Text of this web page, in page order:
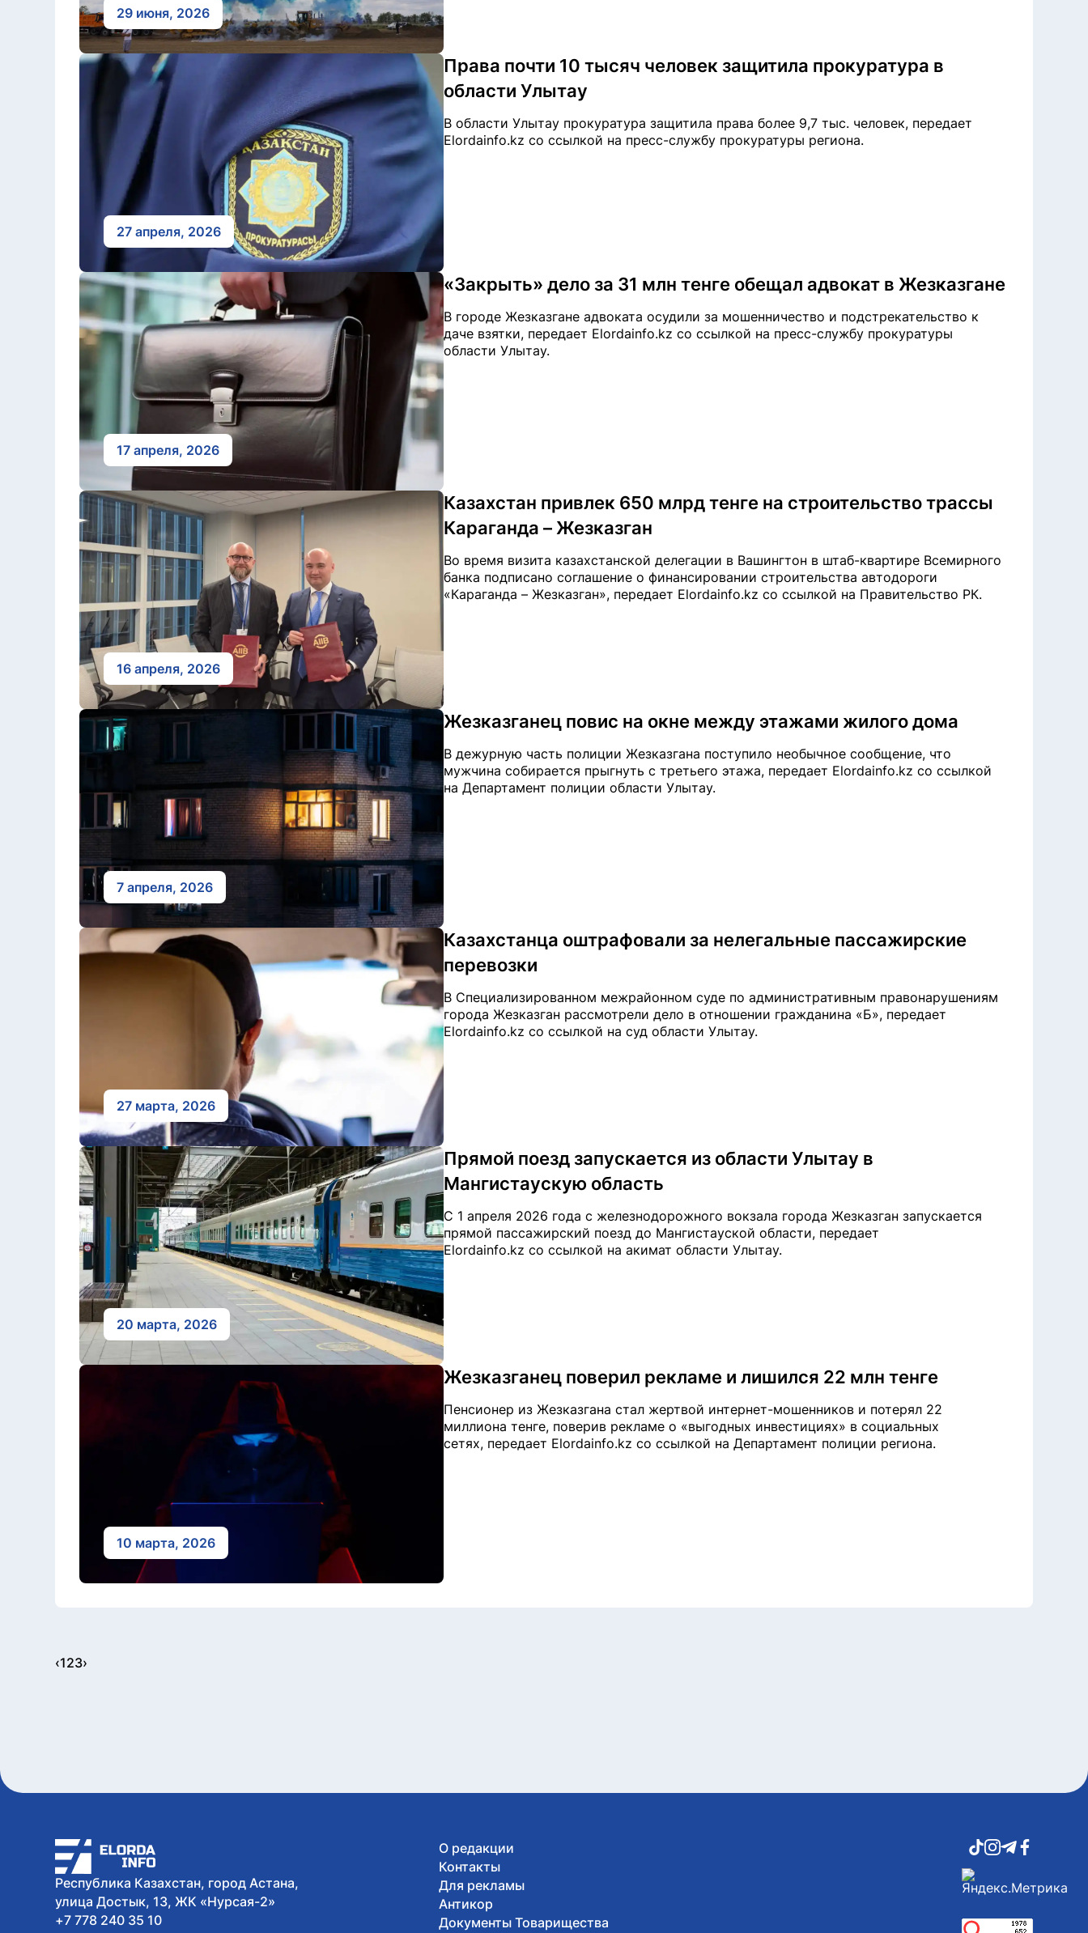
29 июня, 2026
27 апреля, 2026
Права почти 10 тысяч человек защитила прокуратура в
области Улытау
В области Улытау прокуратура защитила права более 9,7 тыс. человек, передает
Elordainfo.kz со ссылкой на пресс-службу прокуратуры региона.
17 апреля, 2026
«Закрыть» дело за 31 млн тенге обещал адвокат в Жезказгане
В городе Жезказгане адвоката осудили за мошенничество и подстрекательство к
даче взятки, передает Elordainfo.kz со ссылкой на пресс-службу прокуратуры
области Улытау.
16 апреля, 2026
Казахстан привлек 650 млрд тенге на строительство трассы
Караганда – Жезказган
Во время визита казахстанской делегации в Вашингтон в штаб-квартире Всемирного
банка подписано соглашение о финансировании строительства автодороги
«Караганда – Жезказган», передает Elordainfo.kz со ссылкой на Правительство РК.
7 апреля, 2026
Жезказганец повис на окне между этажами жилого дома
В дежурную часть полиции Жезказгана поступило необычное сообщение, что
мужчина собирается прыгнуть с третьего этажа, передает Elordainfo.kz со ссылкой
на Департамент полиции области Улытау.
27 марта, 2026
Казахстанца оштрафовали за нелегальные пассажирские
перевозки
В Специализированном межрайонном суде по административным правонарушениям
города Жезказган рассмотрели дело в отношении гражданина «Б», передает
Elordainfo.kz со ссылкой на суд области Улытау.
20 марта, 2026
Прямой поезд запускается из области Улытау в
Мангистаускую область
С 1 апреля 2026 года с железнодорожного вокзала города Жезказган запускается
прямой пассажирский поезд до Мангистауской области, передает
Elordainfo.kz со ссылкой на акимат области Улытау.
10 марта, 2026
Жезказганец поверил рекламе и лишился 22 млн тенге
Пенсионер из Жезказгана стал жертвой интернет-мошенников и потерял 22
миллиона тенге, поверив рекламе о «выгодных инвестициях» в социальных
сетях, передает Elordainfo.kz со ссылкой на Департамент полиции региона.
‹123›
Республика Казахстан, город Астана,
улица Достык, 13, ЖК «Нурсая-2»
+7 778 240 35 10
О редакции
Контакты
Для рекламы
Антикор
Документы Товарищества